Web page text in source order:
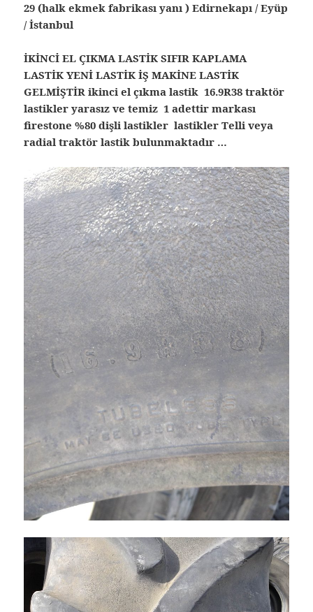
29 (halk ekmek fabrikası yanı ) Edirnekapı / Eyüp
/ İstanbul
İKİNCİ EL ÇIKMA LASTİK SIFIR KAPLAMA
LASTİK YENİ LASTİK İŞ MAKİNE LASTİK
GELMİŞTİR ikinci el çıkma lastik 16.9R38 traktör
lastikler yarasız ve temiz 1 adettir markası
firestone %80 dişli lastikler lastikler Telli veya
radial traktör lastik bulunmaktadır …